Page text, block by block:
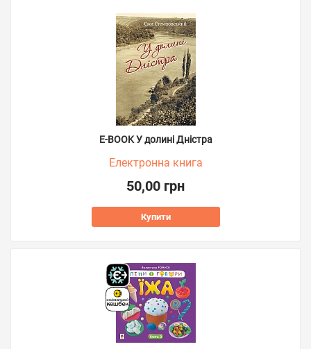
E-BOOK У долині Дністра
Електронна книга
50,00 грн
Купити